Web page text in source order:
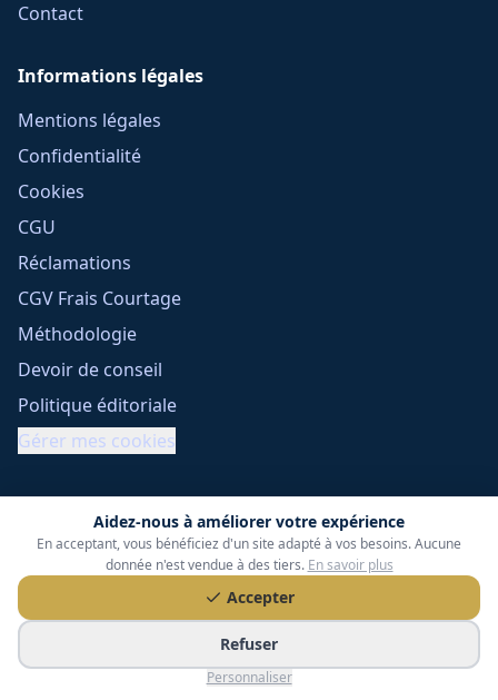
Aidez-nous à améliorer votre expérience
En acceptant, vous bénéficiez d'un site adapté à vos besoins. Aucune
donnée n'est vendue à des tiers. En savoir plus
Accepter
Refuser
Personnaliser
Contact
Informations légales
Mentions légales
Confidentialité
Cookies
CGU
Réclamations
CGV Frais Courtage
Méthodologie
Devoir de conseil
Politique éditoriale
Gérer mes cookies
Tessoria Assurances- SARL au capital de 15 000 €
ORIAS n° 25007309 - RCS 990 206 179 - Membre du réseau
360 Courtage